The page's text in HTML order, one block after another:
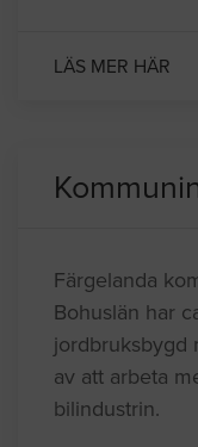
LÄS MER HÄR
Färgelanda
Bohuslän har
jordbruksbygd
av att arbeta
bilindustrin.